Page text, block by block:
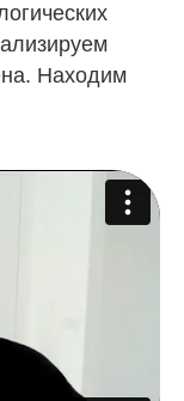
Находим